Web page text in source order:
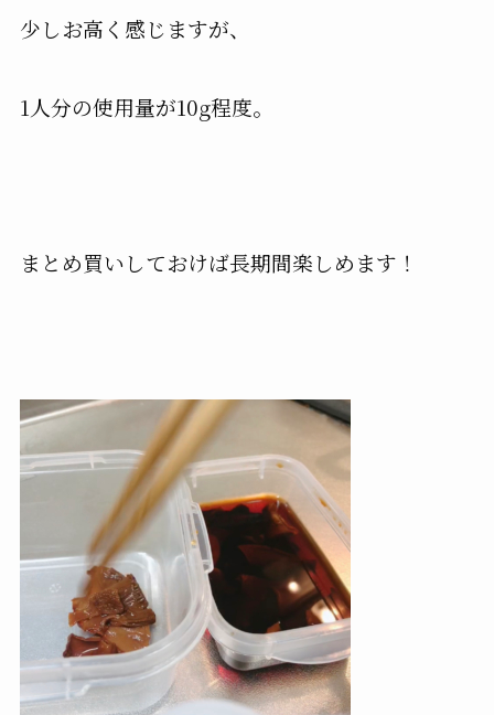
少しお高く感じますが、
1人分の使用量が10g程度。
まとめ買いしておけば長期間楽しめます！